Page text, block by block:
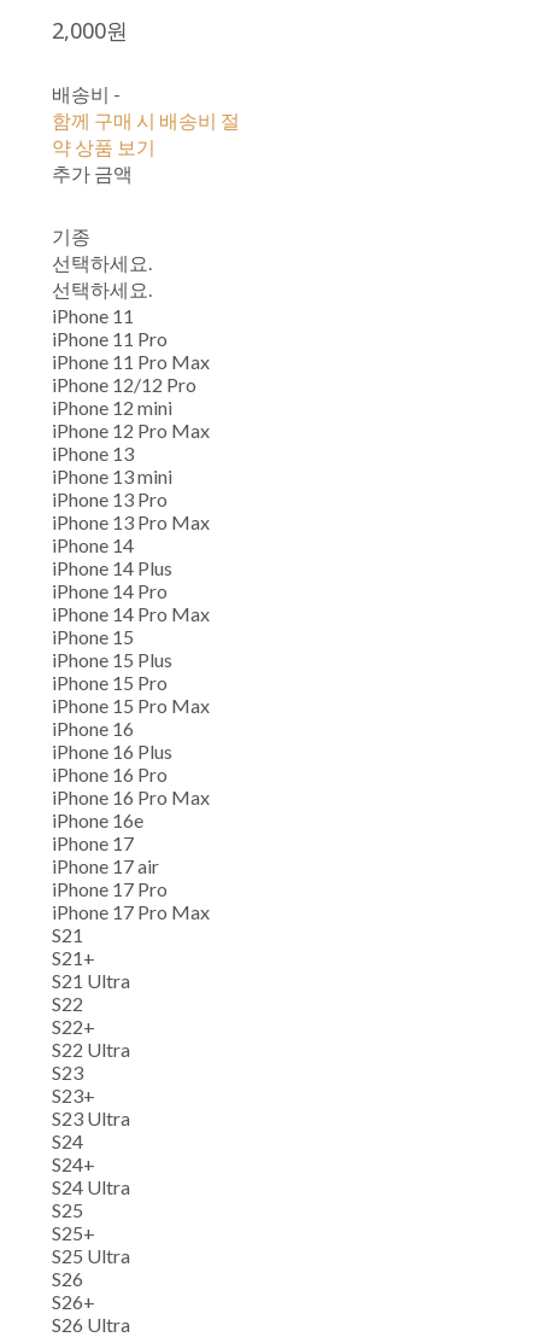
2,000원
배송비 -
함께 구매 시 배송비 절
약 상품 보기
추가 금액
기종
선택하세요.
선택하세요.
iPhone 11
iPhone 11 Pro
iPhone 11 Pro Max
iPhone 12/12 Pro
iPhone 12 mini
iPhone 12 Pro Max
iPhone 13
iPhone 13 mini
iPhone 13 Pro
iPhone 13 Pro Max
iPhone 14
iPhone 14 Plus
iPhone 14 Pro
iPhone 14 Pro Max
iPhone 15
iPhone 15 Plus
iPhone 15 Pro
iPhone 15 Pro Max
iPhone 16
iPhone 16 Plus
iPhone 16 Pro
iPhone 16 Pro Max
iPhone 16e
iPhone 17
iPhone 17 air
iPhone 17 Pro
iPhone 17 Pro Max
S21
S21+
S21 Ultra
S22
S22+
S22 Ultra
S23
S23+
S23 Ultra
S24
S24+
S24 Ultra
S25
S25+
S25 Ultra
S26
S26+
S26 Ultra